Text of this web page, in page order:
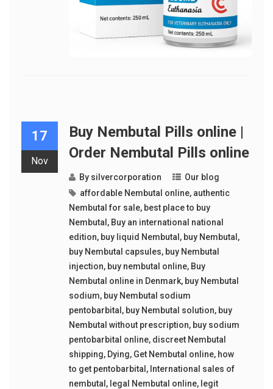
17
Nov
Buy Nembutal Pills online |
Order Nembutal Pills online
By silvercorporation
Our blog
affordable Nembutal online, authentic
Nembutal for sale, best place to buy
Nembutal , Buy an international national
edition, buy liquid Nembutal , buy Nembutal ,
buy Nembutal capsules, buy Nembutal
injection, buy nembutal online, Buy
Nembutal online in Denmark, buy Nembutal
sodium, buy Nembutal sodium
pentobarbital , buy Nembutal solution, buy
Nembutal without prescription, buy sodium
pentobarbital online, discreet Nembutal
shipping, Dying, Get Nembutal online, how
to get pentobarbital , International sales of
nembutal , legal Nembutal online, legit